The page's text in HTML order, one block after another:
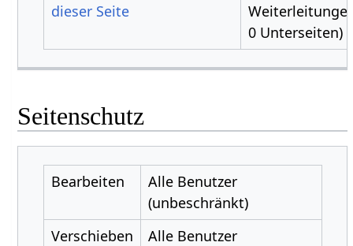
dieser Seite
0 Unterseiten)
Seitenschutz
Bearbeiten
Alle Benutzer
(unbeschränkt)
Verschieben
Alle Benutzer